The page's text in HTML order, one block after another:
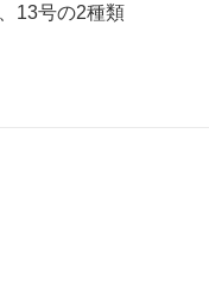
13号の2種類